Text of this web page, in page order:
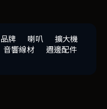
品牌 喇叭
擴大機
音響線材
週邊配件